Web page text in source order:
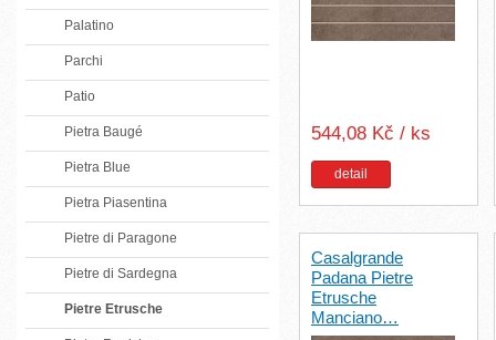
Palatino
Parchi
Patio
Pietra Baugé
Pietra Blue
Pietra Piasentina
Pietre di Paragone
Pietre di Sardegna
Pietre Etrusche
544,08 Kč / ks
detail
Casalgrande
Padana Pietre
Etrusche
Manciano…